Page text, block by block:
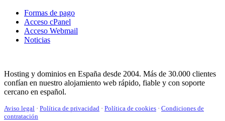
Formas de pago
Acceso cPanel
Acceso Webmail
Noticias
Hosting y dominios en España desde 2004. Más de 30.000 clientes
confían en nuestro alojamiento web rápido, fiable y con soporte
cercano en español.
Aviso legal · Política de privacidad · Política de cookies · Condiciones de
contratación